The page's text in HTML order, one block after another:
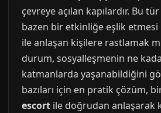
çevreye açılan kapılardır. Bu
bazen bir etkinliğe eşlik
ile anlaşan kişilere rastlamak
durum, sosyalleşmenin ne
katmanlarda yaşanabildiğini
bazıları için en pratik çözüm,
escort ile doğrudan anlaşarak